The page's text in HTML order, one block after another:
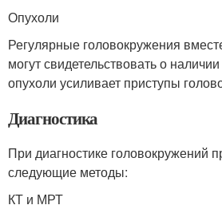
Опухоли
Регулярные головокружения
могут свидетельствовать о
опухоли усиливает приступы
Диагностика
При диагностике головокружений
следующие методы:
КТ и МРТ